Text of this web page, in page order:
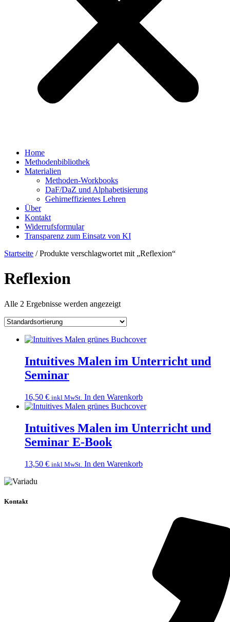
Home
Methodenbibliothek
Materialien
Methoden-Workbooks
DaF/DaZ und Alphabetisierung
Gehirneffizientes Lehren
Über
Kontakt
Widerrufsformular
Transparenz zum Einsatz von KI
Startseite / Produkte verschlagwortet mit „Reflexion“
Reflexion
Alle 2 Ergebnisse werden angezeigt
Intuitives Malen im Unterricht und
Seminar
16,50 € inkl MwSt. In den Warenkorb
Intuitives Malen im Unterricht und
Seminar E-Book
13,50 € inkl MwSt. In den Warenkorb
Kontakt